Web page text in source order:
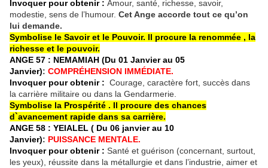
Invoquer pour obtenir : Amour, santé, richesse, savoir,
modestie, sens de l’humour. Cet Ange accorde tout ce qu’on
lui demande.
Symbolise le Savoir et le Pouvoir. Il procure la renommée , la
richesse et le pouvoir.
ANGE 57 : NEMAMIAH (Du 01 Janvier au 05
Janvier): COMPRÉHENSION IMMÉDIATE.
Invoquer pour obtenir : Courage, caractère fort, succès dans
la carrière militaire ou dans la Gendarmerie.
Symbolise la Prospérité . Il procure des chances
d`avancement rapide dans sa carrière.
ANGE 58 : YEIALEL ( Du 06 janvier au 10
Janvier): PUISSANCE MENTALE.
Invoquer pour obtenir : Santé et guérison (concernant, surtout,
les yeux), réussite dans la métallurgie et dans l’industrie, aimer et